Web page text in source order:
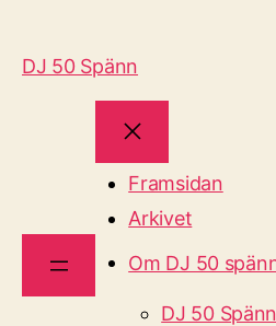
DJ 50 Spänn
Framsidan
Arkivet
Om DJ 50
DJ 50